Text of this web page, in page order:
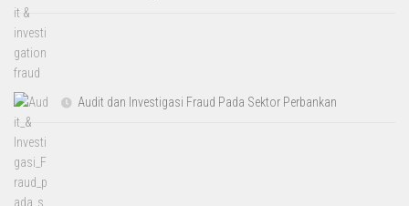
Audit dan Investigasi Fraud Pada Sektor Perbankan